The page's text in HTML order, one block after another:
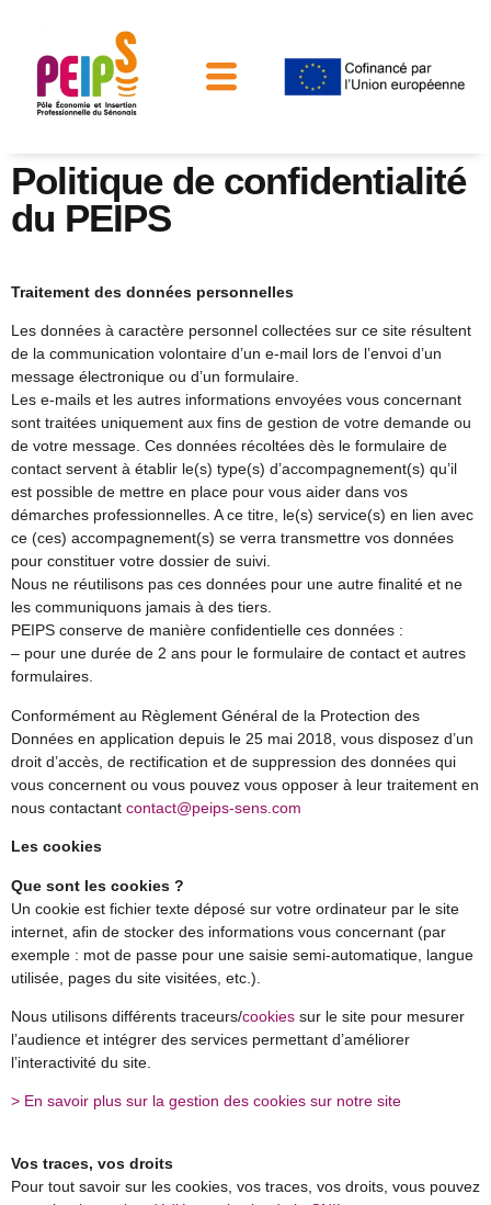
Politique de confidentialité
du PEIPS
Traitement des données personnelles
Les données à caractère personnel collectées sur ce site résultent
de la communication volontaire d’un e-mail lors de l’envoi d’un
message électronique ou d’un formulaire.
Les e-mails et les autres informations envoyées vous concernant
sont traitées uniquement aux fins de gestion de votre demande ou
de votre message. Ces données récoltées dès le formulaire de
contact servent à établir le(s) type(s) d’accompagnement(s) qu’il
est possible de mettre en place pour vous aider dans vos
démarches professionnelles. A ce titre, le(s) service(s) en lien avec
ce (ces) accompagnement(s) se verra transmettre vos données
pour constituer votre dossier de suivi.
Nous ne réutilisons pas ces données pour une autre finalité et ne
les communiquons jamais à des tiers.
PEIPS conserve de manière confidentielle ces données :
– pour une durée de 2 ans pour le formulaire de contact et autres
formulaires.
Conformément au Règlement Général de la Protection des
Données en application depuis le 25 mai 2018, vous disposez d’un
droit d’accès, de rectification et de suppression des données qui
vous concernent ou vous pouvez vous opposer à leur traitement en
nous contactant contact@peips-sens.com
Les cookies
Que sont les cookies ?
Un cookie est fichier texte déposé sur votre ordinateur par le site
internet, afin de stocker des informations vous concernant (par
exemple : mot de passe pour une saisie semi-automatique, langue
utilisée, pages du site visitées, etc.).
Nous utilisons différents traceurs/cookies sur le site pour mesurer
l’audience et intégrer des services permettant d’améliorer
l’interactivité du site.
> En savoir plus sur la gestion des cookies sur notre site
Vos traces, vos droits
Pour tout savoir sur les cookies, vos traces, vos droits, vous pouvez